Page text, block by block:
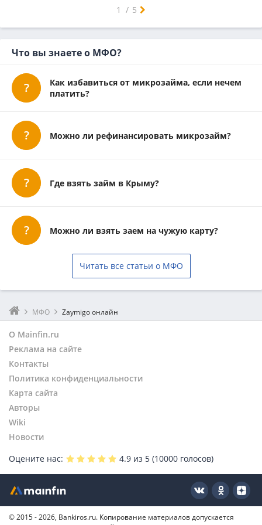
1 / 5
Что вы знаете о МФО?
Как избавиться от микрозайма, если нечем
платить?
Можно ли рефинансировать микрозайм?
Где взять займ в Крыму?
Можно ли взять заем на чужую карту?
Читать все статьи о МФО
МФО Zaymigo онлайн
О Mainfin.ru
Реклама на сайте
Контакты
Политика конфиденциальности
Карта сайта
Авторы
Wiki
Новости
Оцените нас:
4.9 из 5 (10000 голосов)
© 2015 - 2026, Bankiros.ru. Копирование материалов допускается